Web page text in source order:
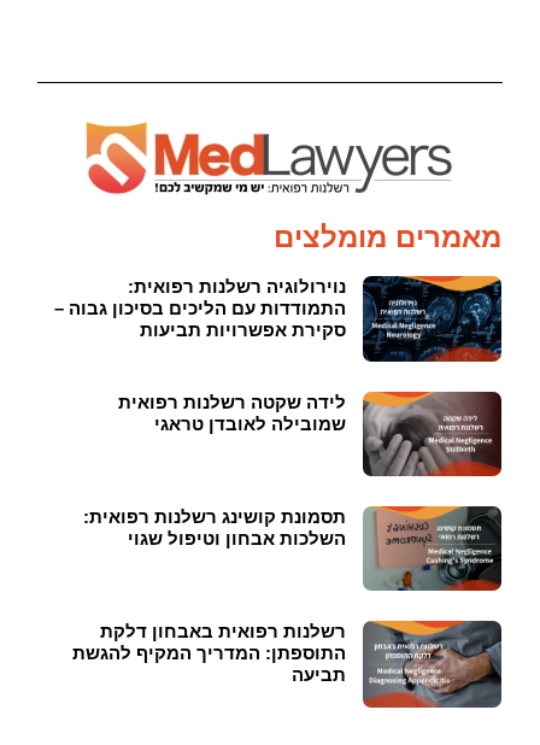
מאמרים מומלצים
נוירולוגיה רשלנות רפואית:
התמודדות עם הליכים בסיכון גבוה –
סקירת אפשרויות תביעות
לידה שקטה רשלנות רפואית
שמובילה לאובדן טראגי
תסמונת קושינג רשלנות רפואית:
השלכות אבחון וטיפול שגוי
רשלנות רפואית באבחון דלקת
התוספתן: המדריך המקיף להגשת
תביעה